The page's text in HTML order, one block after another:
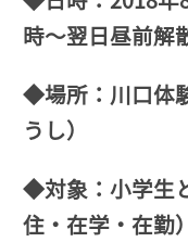
時～翌日昼前解
◆場所：川口体
うし）
◆対象：小学生
住・在学・在勤）